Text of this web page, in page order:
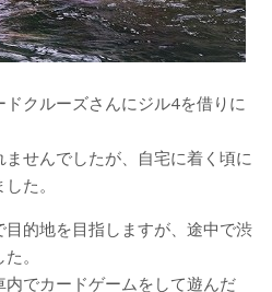
クルーズさんにジル4を借りに
せんでしたが、自宅に着く頃に
た。
的地を目指しますが、途中で渋
。
でカードゲームをして遊んだ